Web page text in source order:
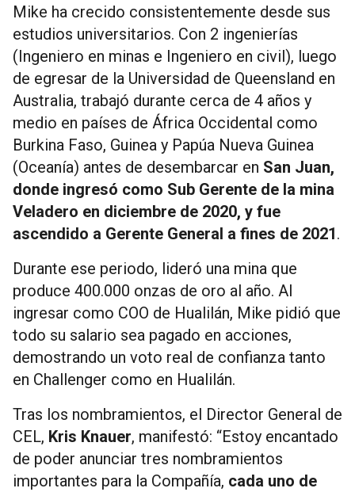
Mike ha crecido consistentemente desde sus
estudios universitarios. Con 2 ingenierías
(Ingeniero en minas e Ingeniero en civil), luego
de egresar de la Universidad de Queensland en
Australia, trabajó durante cerca de 4 años y
medio en países de África Occidental como
Burkina Faso, Guinea y Papúa Nueva Guinea
(Oceanía) antes de desembarcar en San Juan,
donde ingresó como Sub Gerente de la mina
Veladero en diciembre de 2020, y fue
ascendido a Gerente General a fines de 2021.
Durante ese periodo, lideró una mina que
produce 400.000 onzas de oro al año. Al
ingresar como COO de Hualilán, Mike pidió que
todo su salario sea pagado en acciones,
demostrando un voto real de confianza tanto
en Challenger como en Hualilán.
Tras los nombramientos, el Director General de
CEL, Kris Knauer, manifestó: “Estoy encantado
de poder anunciar tres nombramientos
importantes para la Compañía, cada uno de